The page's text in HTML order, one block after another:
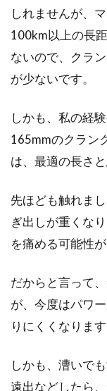
しれませんが、
100km以上の長
ないので、クラ
が少ないです。
しかも、私の経
165mmのクラン
は、最適の長さと
先ほども触れま
ぎ出しが重くな
を痛める可能性が
だからと言って
が、今度はパワ
りにくくなります
しかも、漕いで
遠出などしたら